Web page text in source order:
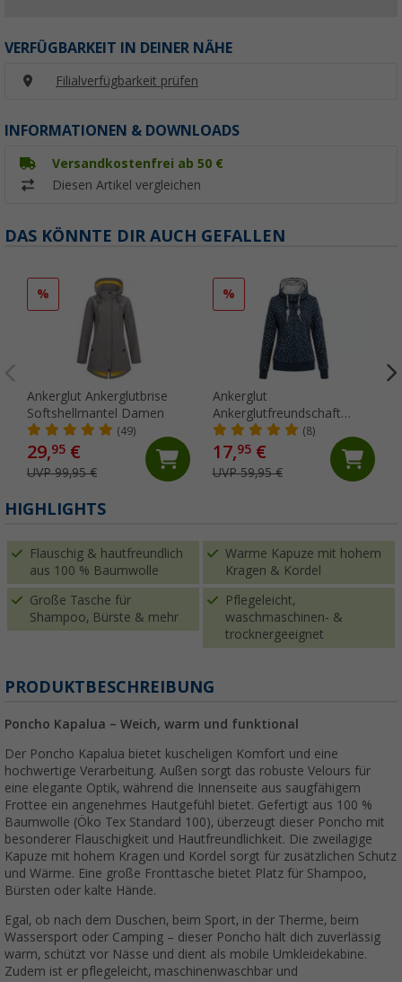
VERFÜGBARKEIT IN DEINER NÄHE
Filialverfügbarkeit prüfen
INFORMATIONEN & DOWNLOADS
Versandkostenfrei ab 50 €
Diesen Artikel vergleichen
DAS KÖNNTE DIR AUCH GEFALLEN
%
Ankerglut Ankerglutbrise
Softshellmantel Damen
(49)
29,95 €
UVP 99,95 €
%
Ankerglut
Ankerglutfreundschaft
Damen Sweatjacke
(8)
17,95€
UVP 59,95 €
HIGHLIGHTS
Flauschig & hautfreundlich
aus 100 % Baumwolle
Warme Kapuze mit hohem
Kragen & Kordel
Große Tasche für
Shampoo, Bürste & mehr
Pflegeleicht,
waschmaschinen- &
trocknergeeignet
PRODUKTBESCHREIBUNG
Poncho Kapalua – Weich, warm und funktional
Der Poncho Kapalua bietet kuscheligen Komfort und eine
hochwertige Verarbeitung. Außen sorgt das robuste Velours für
eine elegante Optik, während die Innenseite aus saugfähigem
Frottee ein angenehmes Hautgefühl bietet. Gefertigt aus 100 %
Baumwolle (Öko Tex Standard 100), überzeugt dieser Poncho mit
besonderer Flauschigkeit und Hautfreundlichkeit. Die zweilagige
Kapuze mit hohem Kragen und Kordel sorgt für zusätzlichen Schutz
und Wärme. Eine große Fronttasche bietet Platz für Shampoo,
Bürsten oder kalte Hände.
Egal, ob nach dem Duschen, beim Sport, in der Therme, beim
Wassersport oder Camping – dieser Poncho hält dich zuverlässig
warm, schützt vor Nässe und dient als mobile Umkleidekabine.
Zudem ist er pflegeleicht, maschinenwaschbar und